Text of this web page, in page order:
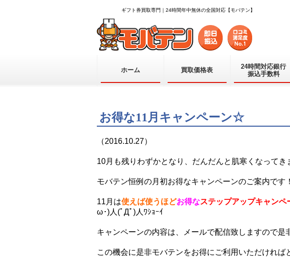
ギフト券買取専門｜24時間年中無休の全国対応【モバテン】
ホーム 買取価格表
24時間対応銀行
振込手数料
お得な11月キャンペーン☆
（2016.10.27）
10月も残りわずかとなり、だんだんと肌寒くなってき
モバテン恒例の月初お得なキャンペーンのご案内です！
11月は使えば使うほどお得なステップアップキャンペ
ω･)人(ﾟДﾟ)人ﾜｼｮｰｲ
キャンペーンの内容は、メールで配信致しますので是
この機会に是非モバテンをお得にご利用いただければ